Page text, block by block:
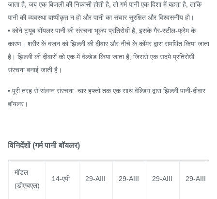
जाता है, जब एक बिजली की निकासी होती है, तो गर्म पानी एक दिशा में बहता है, ताकि
पानी की व्यवस्था वाष्पीकृत न हो और पानी का संचार सुरक्षित और विश्वसनीय हो।
• कोने ट्यूब बॉयलर पानी की संरचना भूकंप प्रतिरोधी है, इसके गैर-स्टील-फ्रेम के
कारण। शरीर के वजन को झिल्ली की दीवार और नीचे के कॉमर द्वारा समर्थित किया जाता
है। झिल्ली की दीवारों को एक में वेल्डेड किया जाता है, जिससे एक सदमे प्रतिरोधी
संरचना बनाई जाती है।
• पूरी तरह से संलग्न संरचना: चार हफ्तों तक एक साथ वेल्डिंग द्वारा झिल्ली पानी-दीवार
बॉयलर।
विनिर्देशों (गर्म पानी बॉयलर)
मॉडल
(डीएचएल)
14-एपी 29-AIII 29-AIII 29-AIII 29-AIII